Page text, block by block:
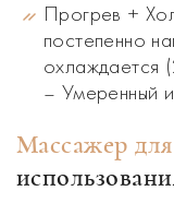
Прогрев +
постепенно
охлаждается
– Умеренный
Массажер для